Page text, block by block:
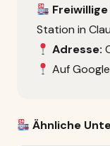
Station in
Adresse:
Auf
Ähnliche